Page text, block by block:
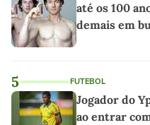
até os 100
demais em
5 FUTEBOL
Jogador do
ao entrar